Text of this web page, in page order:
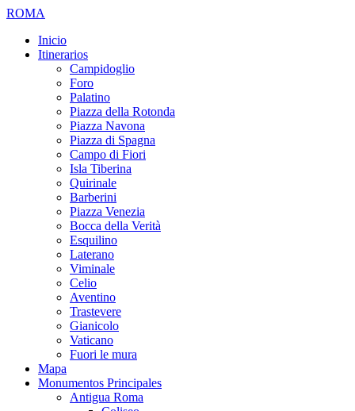
ROMA
Inicio
Itinerarios
Campidoglio
Foro
Palatino
Piazza della Rotonda
Piazza Navona
Piazza di Spagna
Campo di Fiori
Isla Tiberina
Quirinale
Barberini
Piazza Venezia
Bocca della Verità
Esquilino
Laterano
Viminale
Celio
Aventino
Trastevere
Gianicolo
Vaticano
Fuori le mura
Mapa
Monumentos Principales
Antigua Roma